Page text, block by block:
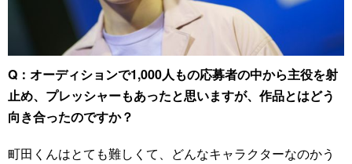
Q：オーディションで1,000人もの応募者の中から主役を射
止め、プレッシャーもあったと思いますが、作品とはどう
向き合ったのですか？
町田くんはとても難しくて、どんなキャラクターなのかう